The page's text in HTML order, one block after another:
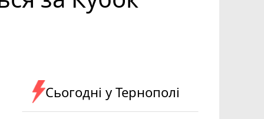
Сьогодні у Тернополі